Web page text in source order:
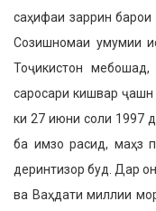
саҳифаи заррин
Созишномаи умумии
Тоҷикистон
саросари кишвар
ки 27 июни соли 1997
ба имзо расид, маҳз
деринтизор буд. Дар
ва Ваҳдати миллии